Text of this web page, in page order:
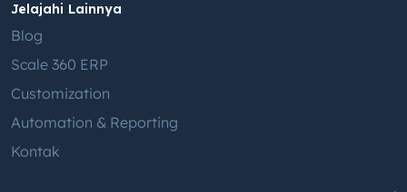
Jelajahi Lainnya
Blog
Scale 360 ERP
Customization
Automation & Reporting
Kontak